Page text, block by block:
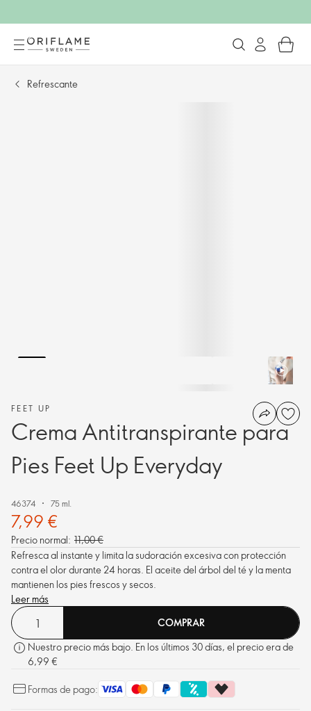
Refrescante
FEET UP
Crema Antitranspirante para
Pies Feet Up Everyday
46374 75 ml.
7,99 €
Precio normal: 11,00 €
Refresca al instante y limita la sudoración excesiva con protección
contra el olor durante 24 horas. El aceite del árbol del té y la menta
mantienen los pies frescos y secos.
Leer más
COMPRAR
Nuestro precio más bajo. En los últimos 30 días, el precio era de
6,99 €
Formas de pago: